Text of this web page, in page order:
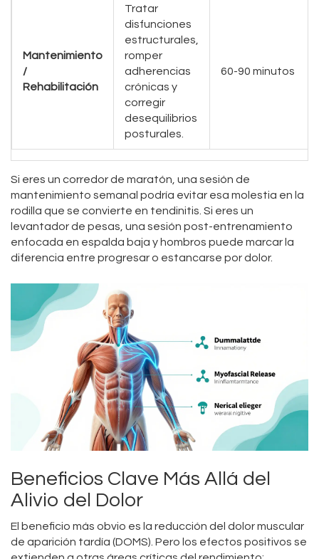
Mantenimiento
/
Rehabilitación
Tratar
disfunciones
estructurales,
romper
adherencias
crónicas y
corregir
desequilibrios
posturales.
60-90 minutos
Si eres un corredor de maratón, una sesión de
mantenimiento semanal podría evitar esa molestia en la
rodilla que se convierte en tendinitis. Si eres un
levantador de pesas, una sesión post-entrenamiento
enfocada en espalda baja y hombros puede marcar la
diferencia entre progresar o estancarse por dolor.
Beneficios Clave Más Allá del
Alivio del Dolor
El beneficio más obvio es la reducción del dolor muscular
de aparición tardía (DOMS). Pero los efectos positivos se